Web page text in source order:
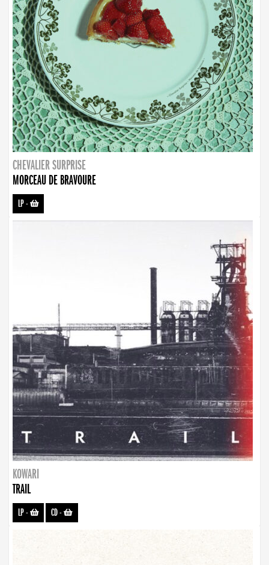
CHEVALIER SURPRISE
MORCEAU DE BRAVOURE
LP-
KOWARI
TRAIL
LP- CD-